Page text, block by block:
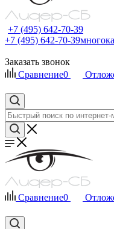
+7 (495) 642-70-39
+7 (495) 642-70-39
Заказать звонок
Сравнение0
Сравнение0